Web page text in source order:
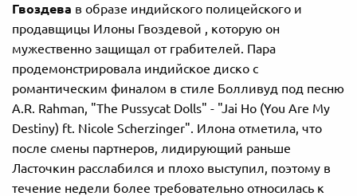
Гвоздева в образе индийского полицейского и
продавщицы Илоны Гвоздевой , которую он
мужественно защищал от грабителей. Пара
продемонстрировала индийское диско с
романтическим финалом в стиле Болливуд под песню
A.R. Rahman, "The Pussycat Dolls" - "Jai Ho (You Are My
Destiny) ft. Nicole Scherzinger". Илона отметила, что
после смены партнеров, лидирующий раньше
Ласточкин расслабился и плохо выступил, поэтому в
течение недели более требовательно относилась к